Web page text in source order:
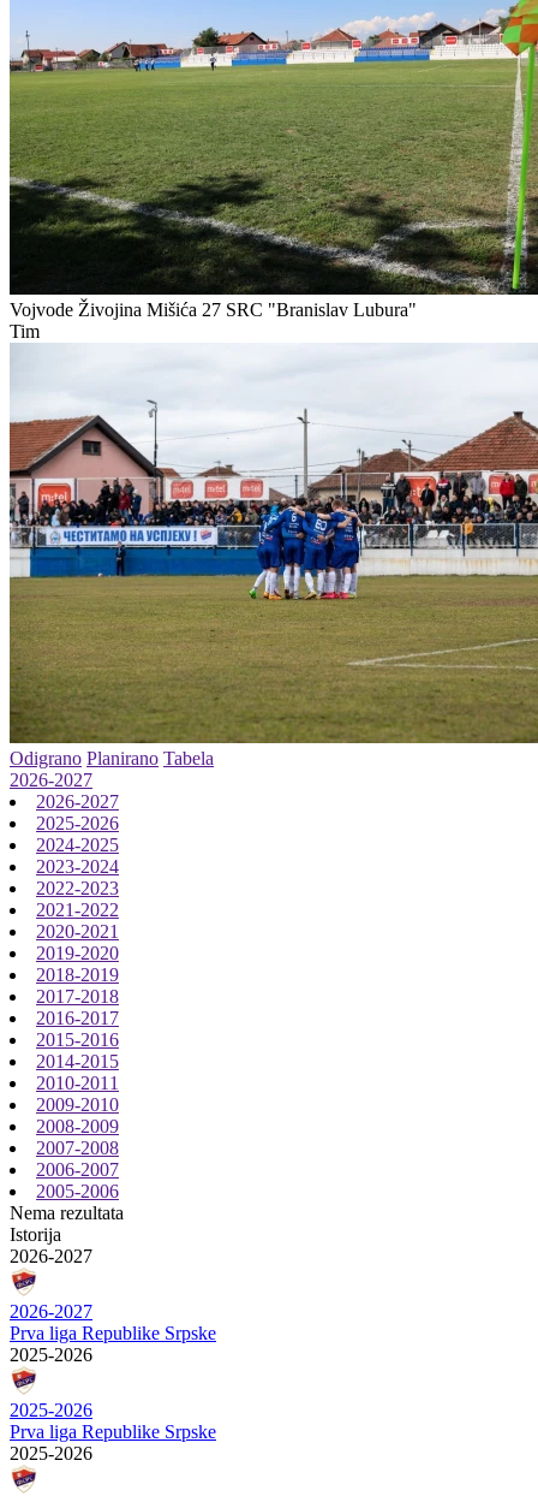
Vojvode Živojina Mišića 27 SRC "Branislav Lubura"
Tim
Odigrano Planirano Tabela
2026-2027
2026-2027
2025-2026
2024-2025
2023-2024
2022-2023
2021-2022
2020-2021
2019-2020
2018-2019
2017-2018
2016-2017
2015-2016
2014-2015
2010-2011
2009-2010
2008-2009
2007-2008
2006-2007
2005-2006
Nema rezultata
Istorija
2026-2027
2026-2027
Prva liga Republike Srpske
2025-2026
2025-2026
Prva liga Republike Srpske
2025-2026